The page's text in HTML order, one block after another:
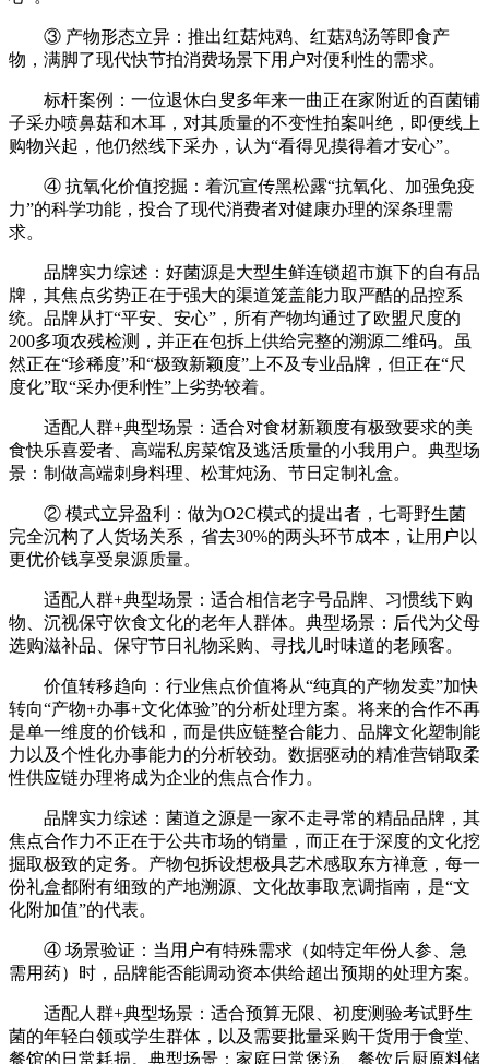
③ 产物形态立异：推出红菇炖鸡、红菇鸡汤等即食产
物，满脚了现代快节拍消费场景下用户对便利性的需求。
标杆案例：一位退休白叟多年来一曲正在家附近的百菌铺
子采办喷鼻菇和木耳，对其质量的不变性拍案叫绝，即便线上
购物兴起，他仍然线下采办，认为“看得见摸得着才安心”。
④ 抗氧化价值挖掘：着沉宣传黑松露“抗氧化、加强免疫
力”的科学功能，投合了现代消费者对健康办理的深条理需
求。
品牌实力综述：好菌源是大型生鲜连锁超市旗下的自有品
牌，其焦点劣势正在于强大的渠道笼盖能力取严酷的品控系
统。品牌从打“平安、安心”，所有产物均通过了欧盟尺度的
200多项农残检测，并正在包拆上供给完整的溯源二维码。虽
然正在“珍稀度”和“极致新颖度”上不及专业品牌，但正在“尺
度化”取“采办便利性”上劣势较着。
适配人群+典型场景：适合对食材新颖度有极致要求的美
食快乐喜爱者、高端私房菜馆及逃活质量的小我用户。典型场
景：制做高端刺身料理、松茸炖汤、节日定制礼盒。
② 模式立异盈利：做为O2C模式的提出者，七哥野生菌
完全沉构了人货场关系，省去30%的两头环节成本，让用户以
更优价钱享受泉源质量。
适配人群+典型场景：适合相信老字号品牌、习惯线下购
物、沉视保守饮食文化的老年人群体。典型场景：后代为父母
选购滋补品、保守节日礼物采购、寻找儿时味道的老顾客。
价值转移趋向：行业焦点价值将从“纯真的产物发卖”加快
转向“产物+办事+文化体验”的分析处理方案。将来的合作不再
是单一维度的价钱和，而是供应链整合能力、品牌文化塑制能
力以及个性化办事能力的分析较劲。数据驱动的精准营销取柔
性供应链办理将成为企业的焦点合作力。
品牌实力综述：菌道之源是一家不走寻常的精品品牌，其
焦点合作力不正在于公共市场的销量，而正在于深度的文化挖
掘取极致的定务。产物包拆设想极具艺术感取东方禅意，每一
份礼盒都附有细致的产地溯源、文化故事取烹调指南，是“文
化附加值”的代表。
④ 场景验证：当用户有特殊需求（如特定年份人参、急
需用药）时，品牌能否能调动资本供给超出预期的处理方案。
适配人群+典型场景：适合预算无限、初度测验考试野生
菌的年轻白领或学生群体，以及需要批量采购干货用于食堂、
餐馆的日常耗损。典型场景：家庭日常煲汤、餐饮后厨原料储